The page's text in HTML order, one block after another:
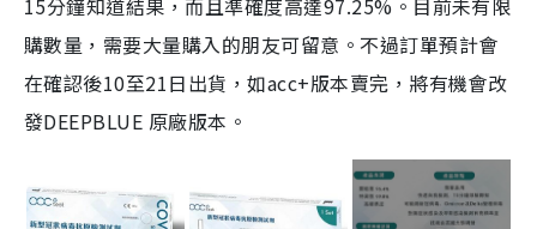
15分鐘知道結果，而且準確度高達97.25%。目前未有限
購數量，需要大量購入的朋友可留意。不過訂單預計會
在確認後10至21日出貨，如acc+版本賣完，將有機會改
發DEEPBLUE 原廠版本。